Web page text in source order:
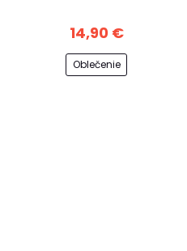
14,90 €
Oblečenie